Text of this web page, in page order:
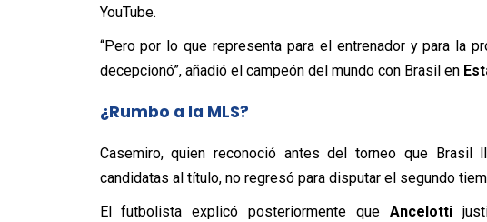
YouTube.
“Pero por lo que representa para el entrenador y para la
decepcionó”, añadió el campeón del mundo con Brasil en
¿Rumbo a la MLS?
Casemiro, quien reconoció antes del torneo que Brasil
candidatas al título, no regresó para disputar el segundo
El futbolista explicó posteriormente queAncelotti